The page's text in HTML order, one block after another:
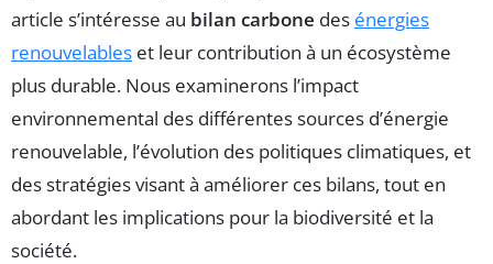
article s’intéresse au bilan carbone des énergies
renouvelables et leur contribution à un écosystème
plus durable. Nous examinerons l’impact
environnemental des différentes sources d’énergie
renouvelable, l’évolution des politiques climatiques, et
des stratégies visant à améliorer ces bilans, tout en
abordant les implications pour la biodiversité et la
société.